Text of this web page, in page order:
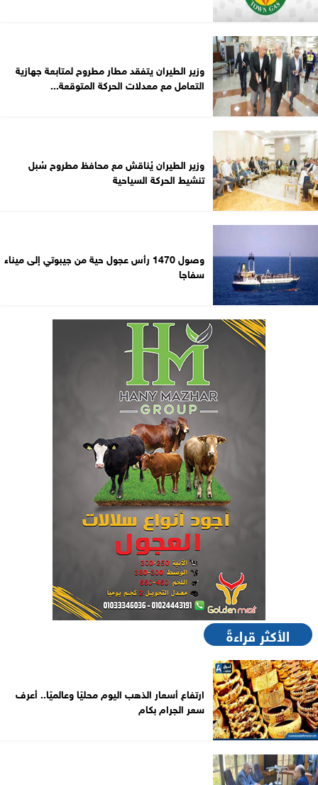
وزير الطيران يتفقد مطار مطروح لمتابعة جهازية
التعامل مع معدلات الحركة المتوقعة...
وزير الطيران يُناقش مع محافظ مطروح سُبل
تنشيط الحركة السياحية
وصول 1470 رأس عجول حية من جيبوتي إلى ميناء
سفاجا
الأكثر قراءةً
ارتفاع أسعار الذهب اليوم محليًا وعالميًا.. أعرف
سعر الجرام بكام